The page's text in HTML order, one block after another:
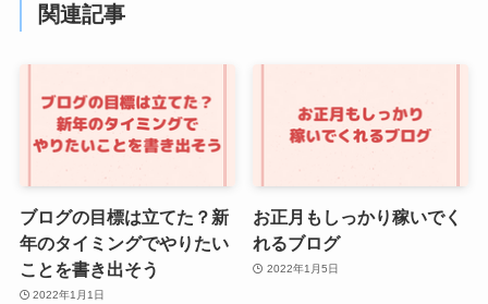
関連記事
ブログの目標は立てた？新
年のタイミングでやりたい
ことを書き出そう
2022年1月1日
お正月もしっかり稼いでく
れるブログ
2022年1月5日